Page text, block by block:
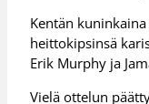
Kentän
heittokipsinsä
Erik Murphy ja
Vielä ottelun